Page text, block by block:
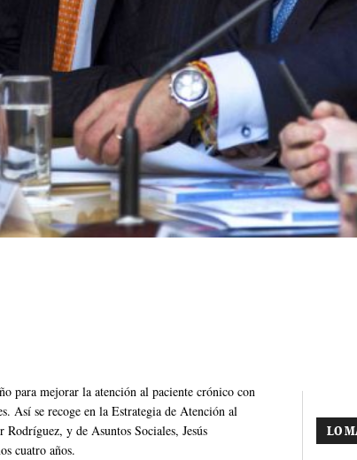
para mejorar la atención al paciente crónico con
Así se recoge en la Estrategia de Atención al
y de Asuntos Sociales, Jesús
cuatro años.
LO